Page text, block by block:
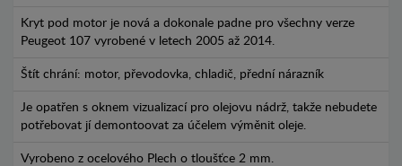
Kryt pod motor je nová a dokonale padne pro všechny verze
Peugeot 107 vyrobené v letech 2005 až 2014.
Štít chrání: motor, převodovka, chladič, přední nárazník
Je opatřen s oknem vizualizací pro olejovu nádrž, takže nebudete
potřebovat jí demontoovat za účelem výměnit oleje.
Vyrobeno z ocelového Plech o tloušťce 2 mm.